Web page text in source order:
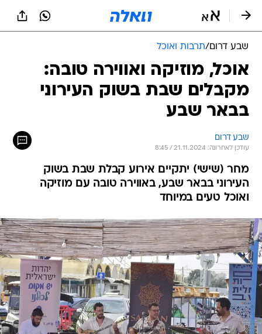
שבע דרום/תרבות ואוכל
אוכל, מוזיקה ואווירה טובה:
מקבלים שבת בשוק העירוני
בבאר שבע
שבע דרום
עודכן לאחרונה: 21.11.2024 / 8:45
מחר (שישי) יתקיים אירוע קבלת שבת בשוק
העירוני בבאר שבע, באווירה טובה עם מוזיקה
ואוכל טעים במיוחד